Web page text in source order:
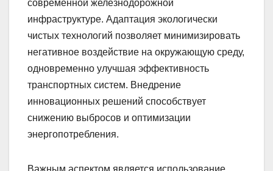
современной железнодорожной
инфраструктуре. Адаптация экологически
чистых технологий позволяет минимизировать
негативное воздействие на окружающую среду,
одновременно улучшая эффективность
транспортных систем. Внедрение
инновационных решений способствует
снижению выбросов и оптимизации
энергопотребления.